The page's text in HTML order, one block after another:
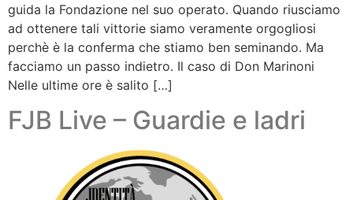
guida la Fondazione nel suo operato. Quando riusciamo
ad ottenere tali vittorie siamo veramente orgogliosi
perchè è la conferma che stiamo ben seminando. Ma
facciamo un passo indietro. Il caso di Don Marinoni
Nelle ultime ore è salito […]
FJB Live – Guardie e ladri